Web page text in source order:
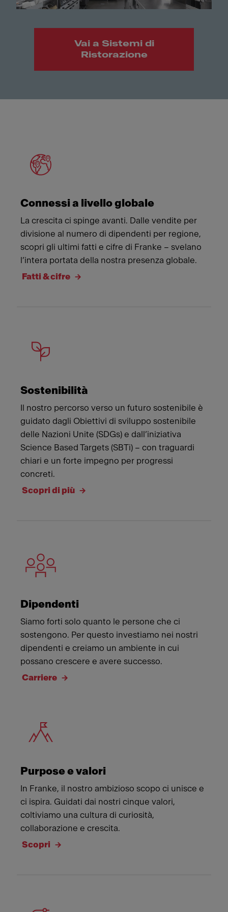
Vai a Sistemi di
Ristorazione
Connessi a livello globale
La crescita ci spinge avanti. Dalle vendite per
divisione al numero di dipendenti per regione,
scopri gli ultimi fatti e cifre di Franke – svelano
l’intera portata della nostra presenza globale.
Fatti & cifre
Sostenibilità
Il nostro percorso verso un futuro sostenibile è
guidato dagli Obiettivi di sviluppo sostenibile
delle Nazioni Unite (SDGs) e dall’iniziativa
Science Based Targets (SBTi) – con traguardi
chiari e un forte impegno per progressi
concreti.
Scopri di più
Dipendenti
Siamo forti solo quanto le persone che ci
sostengono. Per questo investiamo nei nostri
dipendenti e creiamo un ambiente in cui
possano crescere e avere successo.
Carriere
Purpose e valori
In Franke, il nostro ambizioso scopo ci unisce e
ci ispira. Guidati dai nostri cinque valori,
coltiviamo una cultura di curiosità,
collaborazione e crescita.
Scopri